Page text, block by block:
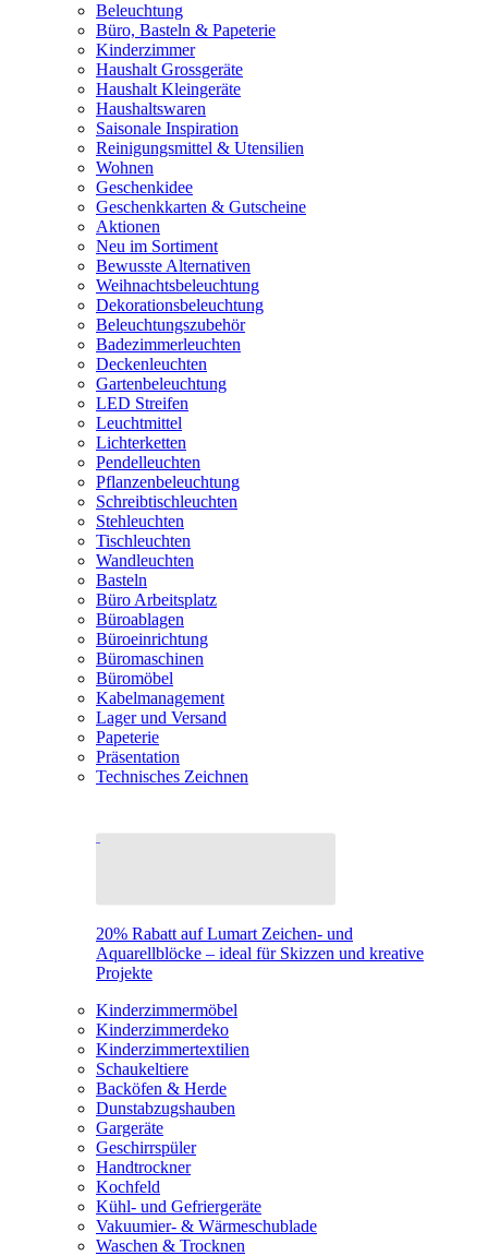
Beleuchtung
Büro, Basteln & Papeterie
Kinderzimmer
Haushalt Grossgeräte
Haushalt Kleingeräte
Haushaltswaren
Saisonale Inspiration
Reinigungsmittel & Utensilien
Wohnen
Geschenkidee
Geschenkkarten & Gutscheine
Aktionen
Neu im Sortiment
Bewusste Alternativen
Weihnachtsbeleuchtung
Dekorationsbeleuchtung
Beleuchtungszubehör
Badezimmerleuchten
Deckenleuchten
Gartenbeleuchtung
LED Streifen
Leuchtmittel
Lichterketten
Pendelleuchten
Pflanzenbeleuchtung
Schreibtischleuchten
Stehleuchten
Tischleuchten
Wandleuchten
Basteln
Büro Arbeitsplatz
Büroablagen
Büroeinrichtung
Büromaschinen
Büromöbel
Kabelmanagement
Lager und Versand
Papeterie
Präsentation
Technisches Zeichnen
20% Rabatt auf Lumart Zeichen- und
Aquarellblöcke – ideal für Skizzen und kreative
Projekte
Kinderzimmermöbel
Kinderzimmerdeko
Kinderzimmertextilien
Schaukeltiere
Backöfen & Herde
Dunstabzugshauben
Gargeräte
Geschirrspüler
Handtrockner
Kochfeld
Kühl- und Gefriergeräte
Vakuumier- & Wärmeschublade
Waschen & Trocknen